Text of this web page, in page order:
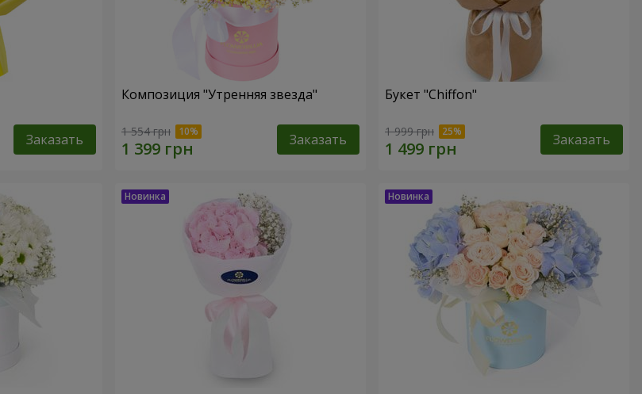
Заказать
Композиция "Утренняя звезда"
1 554 грн Заказать
Букет "Chiffon"
1 999 грн Заказать